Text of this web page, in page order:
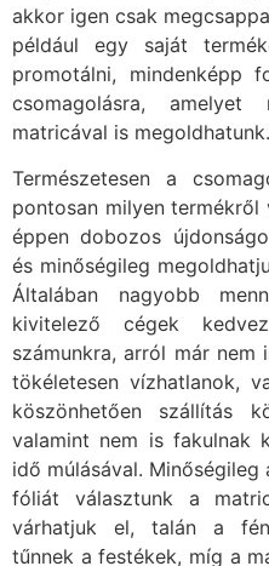
akkor igen csak
például egy saját
promotálni, mindenképp
csomagolásra, amelyet
matricával is megoldhatunk.
Természetesen a
pontosan milyen
éppen dobozos
és minőségileg
Általában nagyobb
kivitelező cégek
számunkra, arról már
tökéletesen vízhatlanok,
köszönhetően szállítás
valamint nem is fakulnak
idő múlásával.
fóliát választunk a
várhatjuk el, talán a
tűnnek a festékek, míg a